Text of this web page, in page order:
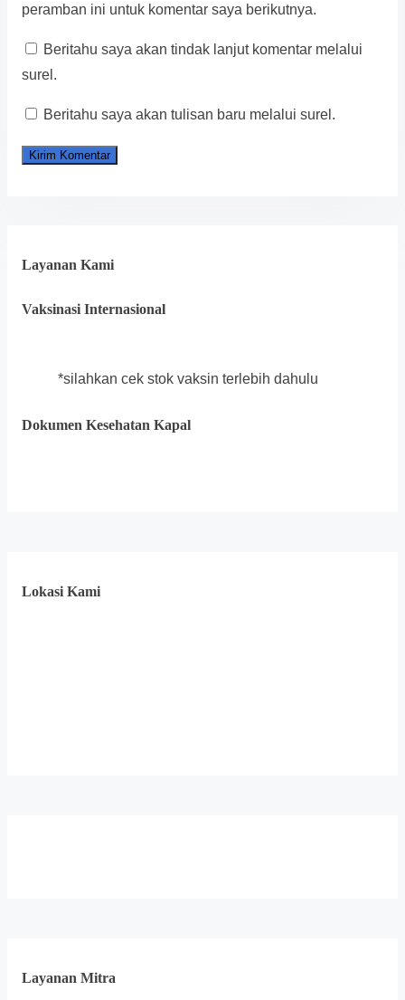
peramban ini untuk komentar saya berikutnya.
Beritahu saya akan tindak lanjut komentar melalui
surel.
Beritahu saya akan tulisan baru melalui surel.
Layanan Kami
Vaksinasi Internasional
*silahkan cek stok vaksin terlebih dahulu
Dokumen Kesehatan Kapal
Lokasi Kami
Layanan Mitra